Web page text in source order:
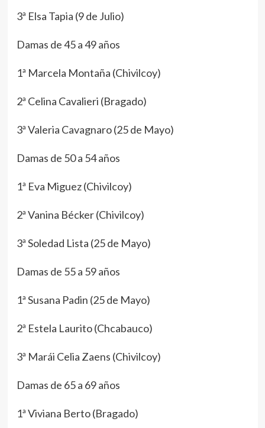
3ª Elsa Tapia (9 de Julio)
Damas de 45 a 49 años
1ª Marcela Montaña (Chivilcoy)
2ª Celina Cavalieri (Bragado)
3ª Valeria Cavagnaro (25 de Mayo)
Damas de 50 a 54 años
1ª Eva Miguez (Chivilcoy)
2ª Vanina Bécker (Chivilcoy)
3ª Soledad Lista (25 de Mayo)
Damas de 55 a 59 años
1ª Susana Padin (25 de Mayo)
2ª Estela Laurito (Chcabauco)
3ª Marái Celia Zaens (Chivilcoy)
Damas de 65 a 69 años
1ª Viviana Berto (Bragado)